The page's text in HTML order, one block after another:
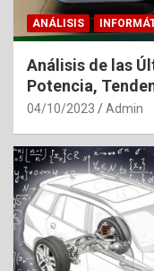
ANÁLISIS
Análisis de las
Potencia,
04/10/2023 Admin